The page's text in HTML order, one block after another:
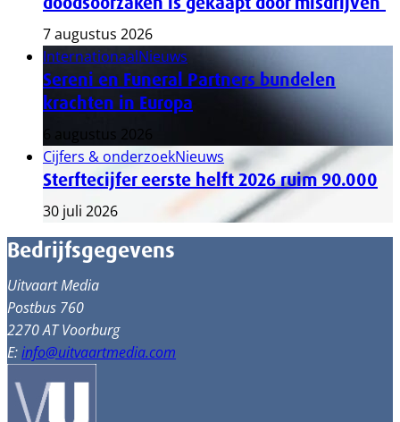
7 augustus 2026
InternationaalNieuws
Sereni en Funeral Partners bundelen
krachten in Europa
6 augustus 2026
Cijfers & onderzoekNieuws
Sterftecijfer eerste helft 2026 ruim 90.000
30 juli 2026
Bedrijfsgegevens
Uitvaart Media
Postbus 760
2270 AT Voorburg
E:info@uitvaartmedia.com